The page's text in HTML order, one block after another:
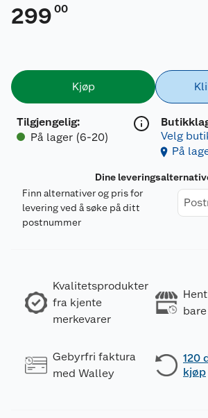
299 00
Kjøp
Tilgjengelig:
På lager (6-20)
Velg
På
Dine
Finn alternativer og pris for
levering ved å søke på ditt
postnummer
Kvalitetsprodukter
fra kjente
merkevarer
Gebyrfri faktura
med Walley
120
kjøp